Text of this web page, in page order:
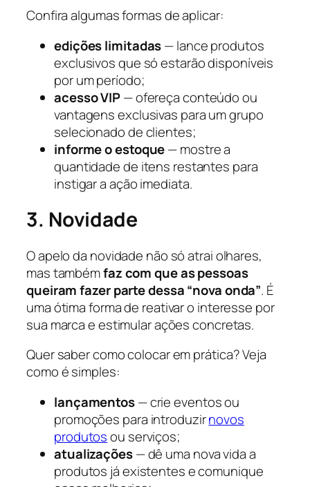
Confira algumas formas de aplicar:
edições limitadas— lance produtos
exclusivos que só estarão disponíveis
por um período;
acesso VIP— ofereça conteúdo ou
vantagens exclusivas para um grupo
selecionado de clientes;
informe o estoque— mostre a
quantidade de itens restantes para
instigar a ação imediata.
3. Novidade
O apelo da novidade não só atrai olhares,
mas tambémfaz com que as pessoas
queiram fazer parte dessa “nova onda”. É
uma ótima forma de reativar o interesse por
sua marca e estimular ações concretas.
Quer saber como colocar em prática? Veja
como é simples:
lançamentos— crie eventos ou
promoções para introduzirnovos
produtosou serviços;
atualizações— dê uma nova vida a
produtos já existentes e comunique